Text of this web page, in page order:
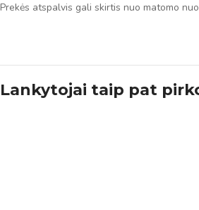
Prekės atspalvis gali skirtis nuo matomo
Lankytojai taip pat